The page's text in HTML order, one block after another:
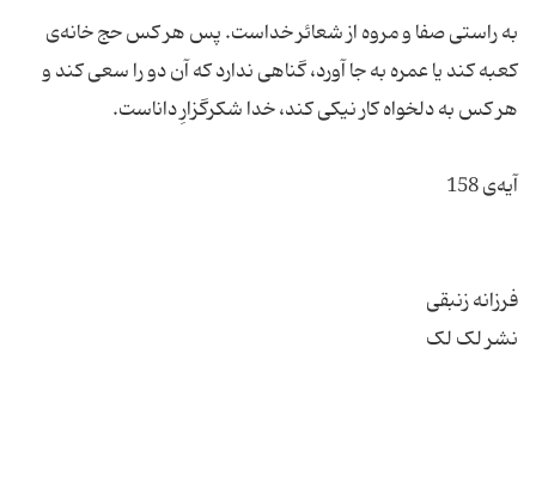
به راستى صفا و مروه از شعائر خداست. پس هر كس حج خانه‌ی
كعبه كند یا عمره به جا آورد، گناهى ندارد كه آن دو را سعى كند و